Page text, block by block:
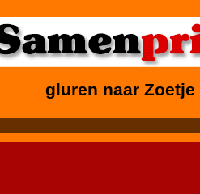
gluren naar Zoetje